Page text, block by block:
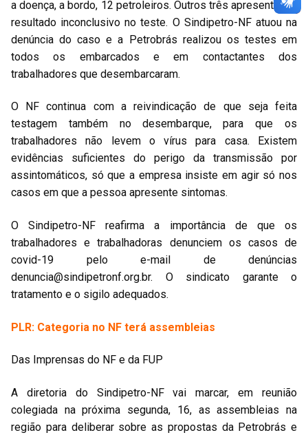
a doença, a bordo, 12 petroleiros. Outros três apresentaram
resultado inconclusivo no teste. O Sindipetro-NF atuou na
denúncia do caso e a Petrobrás realizou os testes em
todos os embarcados e em contactantes dos
trabalhadores que desembarcaram.
O NF continua com a reivindicação de que seja feita
testagem também no desembarque, para que os
trabalhadores não levem o vírus para casa. Existem
evidências suficientes do perigo da transmissão por
assintomáticos, só que a empresa insiste em agir só nos
casos em que a pessoa apresente sintomas.
O Sindipetro-NF reafirma a importância de que os
trabalhadores e trabalhadoras denunciem os casos de
covid-19 pelo e-mail de denúncias
denuncia@sindipetronf.org.br. O sindicato garante o
tratamento e o sigilo adequados.
PLR: Categoria no NF terá assembleias
Das Imprensas do NF e da FUP
A diretoria do Sindipetro-NF vai marcar, em reunião
colegiada na próxima segunda, 16, as assembleias na
região para deliberar sobre as propostas da Petrobrás e